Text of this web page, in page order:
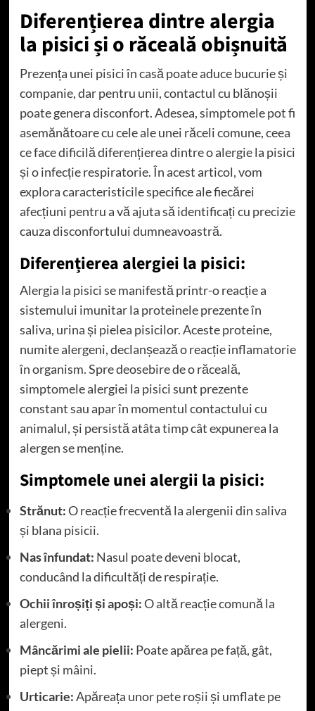
Diferențierea dintre alergia
la pisici și o răceală obișnuită
Prezența unei pisici în casă poate aduce bucurie și
companie, dar pentru unii, contactul cu blănoșii
poate genera disconfort. Adesea, simptomele pot fi
asemănătoare cu cele ale unei răceli comune, ceea
ce face dificilă diferențierea dintre o alergie la pisici
și o infecție respiratorie. În acest articol, vom
explora caracteristicile specifice ale fiecărei
afecțiuni pentru a vă ajuta să identificați cu precizie
cauza disconfortului dumneavoastră.
Diferențierea alergiei la pisici:
Alergia la pisici se manifestă printr-o reacție a
sistemului imunitar la proteinele prezente în
saliva, urina și pielea pisicilor. Aceste proteine,
numite alergeni, declanșează o reacție inflamatorie
în organism. Spre deosebire de o răceală,
simptomele alergiei la pisici sunt prezente
constant sau apar în momentul contactului cu
animalul, și persistă atâta timp cât expunerea la
alergen se menține.
Simptomele unei alergii la pisici:
Strănut:O reacție frecventă la alergenii din saliva
și blana pisicii.
Nas înfundat: Nasul poate deveni blocat,
conducând la dificultăți de respirație.
Ochii înroșiți și apoși:O altă reacție comună la
alergeni.
Mâncărimi ale pielii: Poate apărea pe față, gât,
piept și mâini.
Urticarie:Apăreața unor pete roșii și umflate pe